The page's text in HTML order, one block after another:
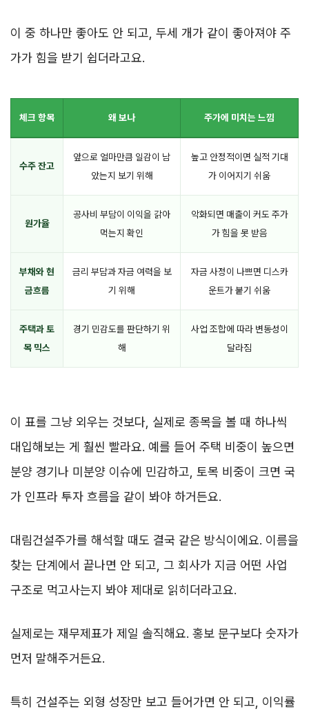
이 중 하나만 좋아도 안 되고, 두세 개가 같이 좋아져야 주
가가 힘을 받기 쉽더라고요.
체크 항목 왜 보나 주가에 미치는 느낌
수주 잔고
앞으로 얼마만큼 일감이 남
았는지 보기 위해
높고 안정적이면 실적 기대
가 이어지기 쉬움
원가율
공사비 부담이 이익을 갉아
먹는지 확인
악화되면 매출이 커도 주가
가 힘을 못 받음
부채와 현
금흐름
금리 부담과 자금 여력을 보
기 위해
자금 사정이 나쁘면 디스카
운트가 붙기 쉬움
주택과 토
목 믹스
경기 민감도를 판단하기 위
해
사업 조합에 따라 변동성이
달라짐
이 표를 그냥 외우는 것보다, 실제로 종목을 볼 때 하나씩
대입해보는 게 훨씬 빨라요. 예를 들어 주택 비중이 높으면
분양 경기나 미분양 이슈에 민감하고, 토목 비중이 크면 국
가 인프라 투자 흐름을 같이 봐야 하거든요.
대림건설주가를 해석할 때도 결국 같은 방식이에요. 이름을
찾는 단계에서 끝나면 안 되고, 그 회사가 지금 어떤 사업
구조로 먹고사는지 봐야 제대로 읽히더라고요.
실제로는 재무제표가 제일 솔직해요. 홍보 문구보다 숫자가
먼저 말해주거든요.
특히 건설주는 외형 성장만 보고 들어가면 안 되고, 이익률